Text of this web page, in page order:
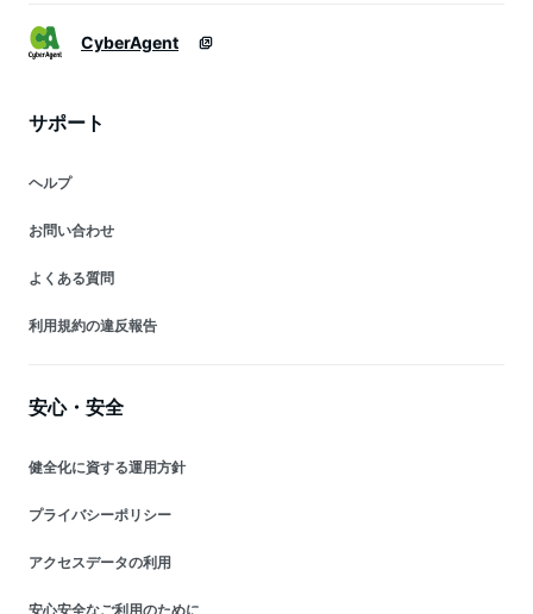
CyberAgent
サポート
ヘルプ
お問い合わせ
よくある質問
利用規約の違反報告
安心・安全
健全化に資する運用方針
プライバシーポリシー
アクセスデータの利用
安心安全なご利用のために